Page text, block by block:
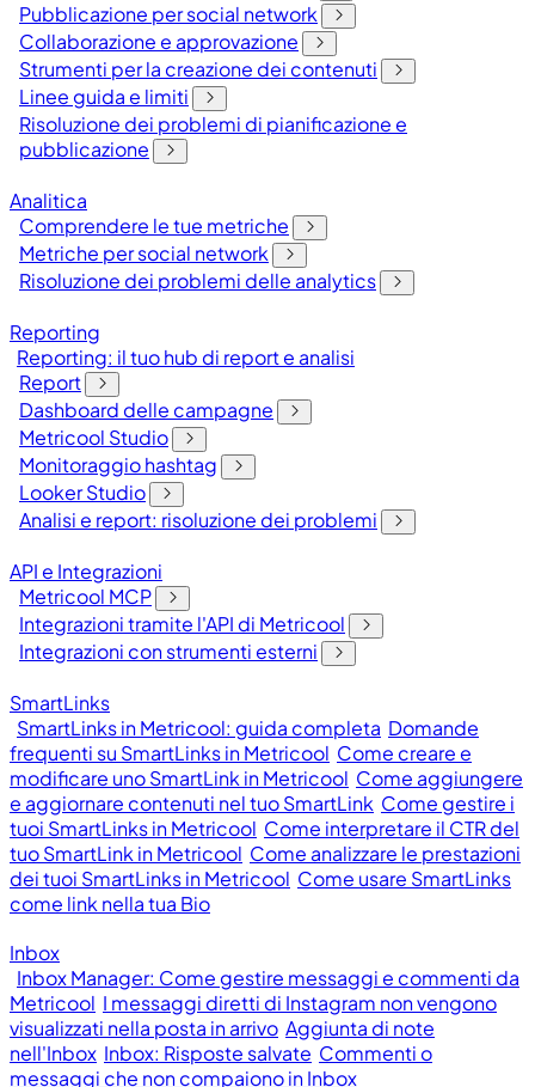
Pubblicazione per social network
Collaborazione e approvazione
Strumenti per la creazione dei contenuti
Linee guida e limiti
Risoluzione dei problemi di pianificazione e
pubblicazione
Analitica
Comprendere le tue metriche
Metriche per social network
Risoluzione dei problemi delle analytics
Reporting
Reporting: il tuo hub di report e analisi
Report
Dashboard delle campagne
Metricool Studio
Monitoraggio hashtag
Looker Studio
Analisi e report: risoluzione dei problemi
API e Integrazioni
Metricool MCP
Integrazioni tramite l'API di Metricool
Integrazioni con strumenti esterni
SmartLinks
SmartLinks in Metricool: guida completa Domande
frequenti su SmartLinks in Metricool Come creare e
modificare uno SmartLink in Metricool Come aggiungere
e aggiornare contenuti nel tuo SmartLink Come gestire i
tuoi SmartLinks in Metricool Come interpretare il CTR del
tuo SmartLink in Metricool Come analizzare le prestazioni
dei tuoi SmartLinks in Metricool Come usare SmartLinks
come link nella tua Bio
Inbox
Inbox Manager: Come gestire messaggi e commenti da
Metricool I messaggi diretti di Instagram non vengono
visualizzati nella posta in arrivo Aggiunta di note
nell'Inbox Inbox: Risposte salvate Commenti o
messaggi che non compaiono in Inbox